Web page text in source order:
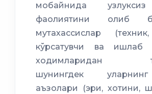
мобайнида
фаолиятини олиб
мутахассислар
кўрсатувчи ва ишлаб
ходимларидан
шунингдек
аъзолари (эри, хотини,